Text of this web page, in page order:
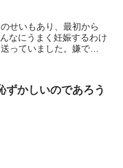
せいもあり、最初から
なにうまく妊娠するわけ
っていました。嫌です
ずかしいのであろう